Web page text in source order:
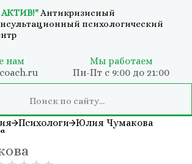
АКТИВ!"Антикризисный
психологический
нам
Мы работаем
Пн-Пт с 9:00 до 21:00
Психологи Юлия Чумакова